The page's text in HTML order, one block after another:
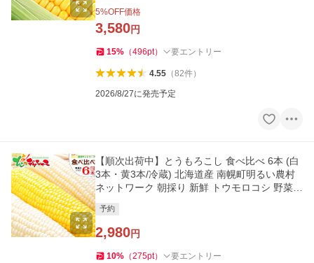
5%OFF価格
3,580円
15% （496pt） 要エントリー
4.55（82件）
2026/8/27に発売予定
【順次出荷中】とうもろこし 食べ比べ 6本 (白
3本・黄3本/冷蔵) 北海道産 南幌町明るい農村
ネットワーク 朝採り 新鮮 トウモロコシ 野菜
予約
2,980円
10% （275pt） 要エントリー